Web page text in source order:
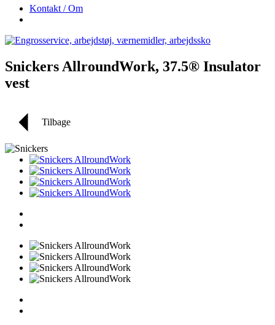
Kontakt / Om
Snickers AllroundWork, 37.5® Insulator
vest
Tilbage